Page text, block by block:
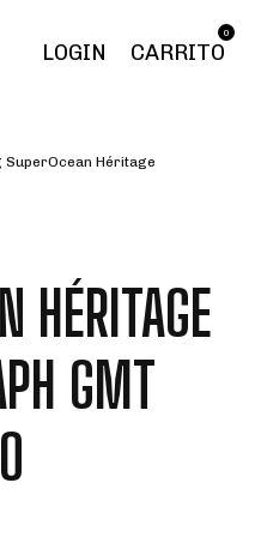
LOGIN CARRITO
0
SuperOcean Héritage
HÉRITAGE
GMT